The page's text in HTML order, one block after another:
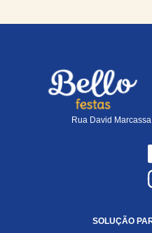
Rua David
SOLUÇÃO